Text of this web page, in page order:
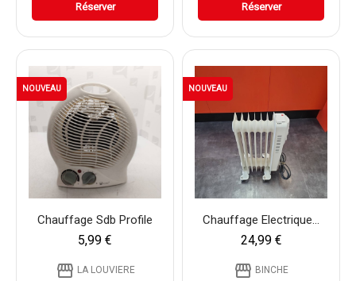
Réserver Réserver
Chauffage Sdb Profile
5,99 €
storefront LA LOUVIERE
NOUVEAU
Chauffage Electrique...
24,99 €
storefront BINCHE
NOUVEAU